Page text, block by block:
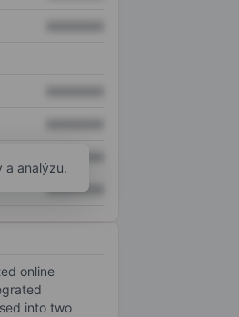
XXXXXXX
a analýzu.
online
into two